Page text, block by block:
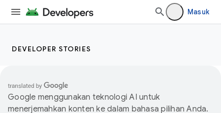
Masuk
DEVELOPER STORIES
Google menggunakan teknologi AI untuk
menerjemahkan konten ke dalam bahasa pilihan Anda.